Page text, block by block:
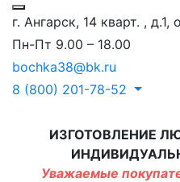
г. Ангарск, 14 кварт. , д.1,
Пн-Пт 9.00 – 18.00
bochka38@bk.ru
8 (800) 201-78-52
ИЗГОТОВЛЕНИЕ
Уважаемые